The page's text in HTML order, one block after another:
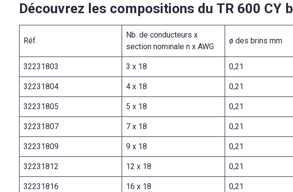
Découvrez les compositions du TR 600 CY
Réf.
Nb. de conducteurs x
section nominale n x AWG
ø des brins mm
32231803 3 x 18 0,21
32231804 4 x 18 0,21
32231805 5 x 18 0,21
32231807 7 x 18 0,21
32231809 9 x 18 0,21
32231812 12 x 18 0,21
32231816 16 x 18 0,21